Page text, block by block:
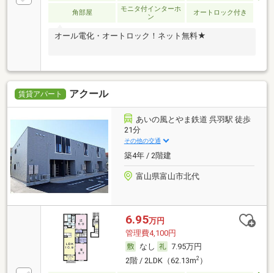
角部屋
モニタ付インターホ
ン
オートロック付き
オール電化・オートロック！ネット無料★
賃貸アパート アクール
あいの風とやま鉄道 呉羽駅 徒歩
21分
その他の交通
築4年 / 2階建
富山県富山市北代
6.95万円
管理費4,100円
なし
7.95万円
2階 / 2LDK（62.13m2）